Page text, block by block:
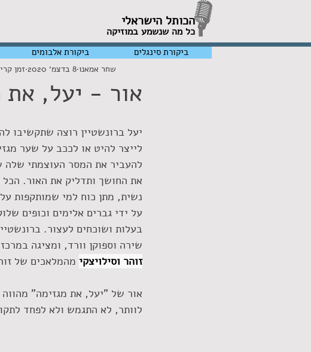
הכותל הישראלי
כל מה שנשמע במוזיקה
אור - יעל, את
שחר אמאנו 8 בדצמ׳ 2020 זמן קריאה
יעל ברונשטיין רוצה שתקשיבו
לייצר להיט או לככב על שער
להעביר את המסר העוצמתי שלה
את החושך ותדליק את האור.
נשית, מתן כוח למי שמותקפות על
על ידי גברים אלימים וכופים
בעלות ושוכחים לעצור.
שירה וספוקן וורד, ומציגה
זוהר וסילויצקי מהמלאכים של
אור של "יעל, את מגזימה"
לוותר, לא התגמש ולא לפחד
ביקורת אלבומים ביקורת סינגלים